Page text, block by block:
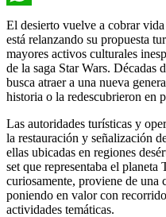
WhatsApp
El desierto vuelve a cobrar
está relanzando su propuesta
mayores activos culturales
de la saga Star Wars. Décadas
busca atraer a una nueva
historia o la redescubrieron en
Las autoridades turísticas y
la restauración y señalización
ellas ubicadas en regiones
set que representaba el
curiosamente, proviene de
poniendo en valor con
actividades temáticas.